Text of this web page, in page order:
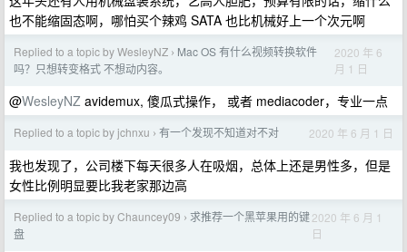
也不能缩固态啊，哪怕买个辣鸡 SATA 也比机械好上一个次元啊
Replied to a topic by WesleyNZ › Mac OS 有什么视频转换软件
吗？只想转变格式 不想动内容。
2020 年 6
月 1 日
@WesleyNZ avidemux, 傻瓜式操作， 或者 mediacoder，专业一点
Replied to a topic by jchnxu › 有一个发现不知道对不对 2020 年 6 月 1 日
我也发现了，公司楼下每天很多人在吸烟，总体上还是男性多，但是
女性比例明显要比我老家那边高
Replied to a topic by Chauncey09 › 求推荐一个黑苹果用的键
盘
2020 年 6 月 1
日